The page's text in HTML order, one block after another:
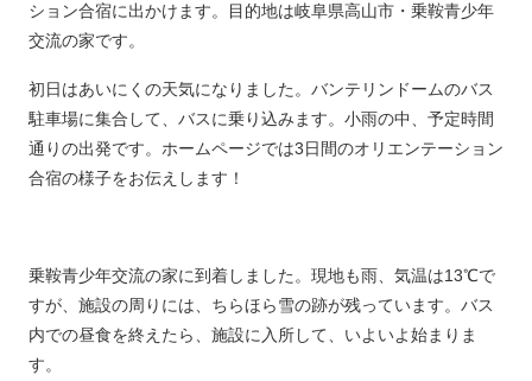
ション合宿に出かけます。目的地は岐阜県高山市・乗鞍青少年
交流の家です。
初日はあいにくの天気になりました。バンテリンドームのバス
駐車場に集合して、バスに乗り込みます。小雨の中、予定時間
通りの出発です。ホームページでは3日間のオリエンテーション
合宿の様子をお伝えします！
乗鞍青少年交流の家に到着しました。現地も雨、気温は13℃で
すが、施設の周りには、ちらほら雪の跡が残っています。バス
内での昼食を終えたら、施設に入所して、いよいよ始まりま
す。